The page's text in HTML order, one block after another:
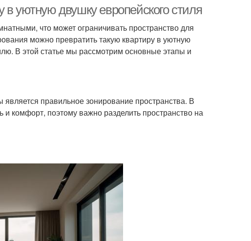
в уютную двушку европейского стиля
что может ограничивать пространство для
можно превратить такую квартиру в уютную
В этой статье мы рассмотрим основные этапы и
правильное зонирование пространства. В
комфорт, поэтому важно разделить пространство на